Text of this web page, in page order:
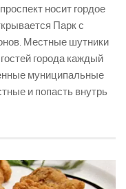
носит гордое
Парк с
Местные шутники
города каждый
муниципальные
и попасть внутрь